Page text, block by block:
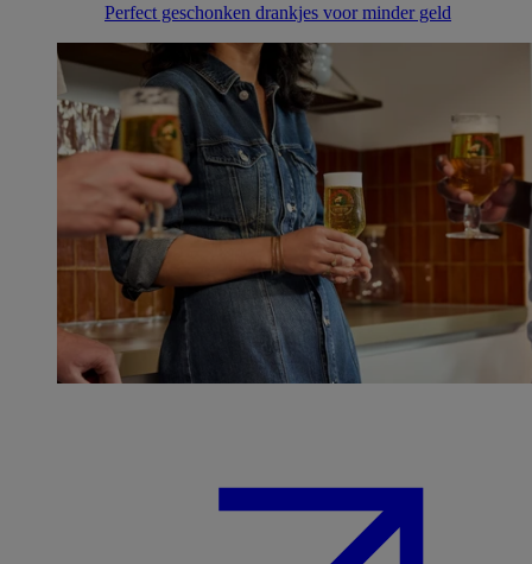
Perfect geschonken drankjes voor minder geld